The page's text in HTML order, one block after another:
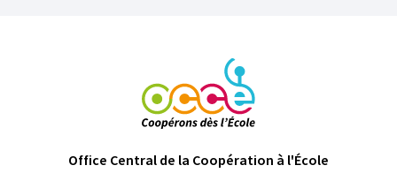
Office Central de la Coopération à l'École